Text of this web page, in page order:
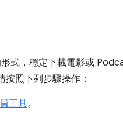
式，穩定下載電影或
照下列步驟操作：
工具。